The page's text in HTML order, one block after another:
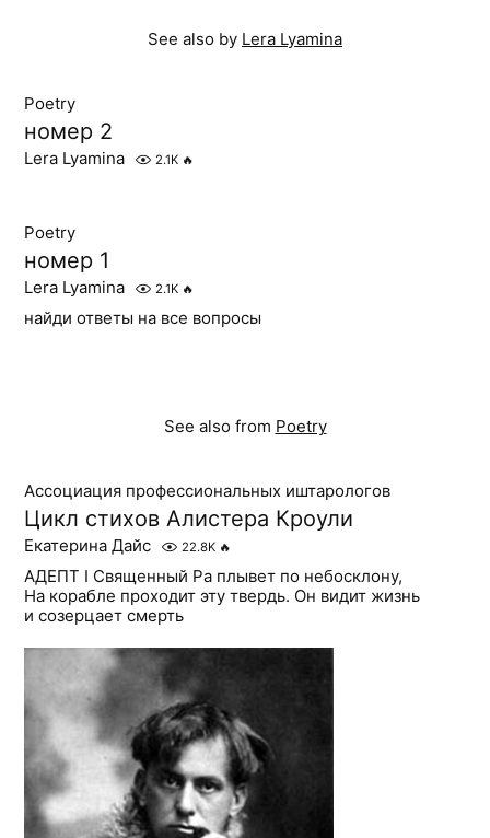
See also by Lera Lyamina
Poetry
номер 2
Lera Lyamina 2.1K 🔥
Poetry
номер 1
Lera Lyamina 2.1K 🔥
найди ответы на все вопросы
See also from Poetry
Ассоциация профессиональных иштарологов
Цикл стихов Алистера Кроули
Екатерина Дайс 22.8K 🔥
АДЕПТ I Священный Ра плывет по небосклону,
На корабле проходит эту твердь. Он видит жизнь
и созерцает смерть